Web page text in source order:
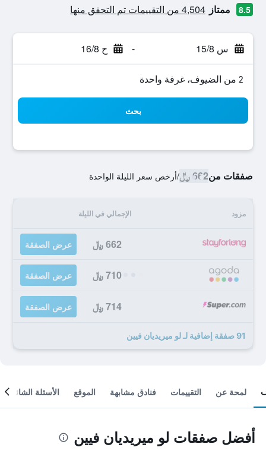
8.5 ممتاز 4,504 من التقييمات تم التحقق منها
س 15/8 - ح 16/8
2 من الضيوف، غرفة واحدة
بحث
صفقات من662 ﷼ /أرخص سعر الليلة الواحدة
مزود الإجمالي في الليلة
662 ﷼ عرض الصفقة
710 ﷼ عرض الصفقة
714 ﷼ عرض الصفقة
91 صفقة إضافية لـ لو ميريديان فيين
لمحة عن التقييمات فنادق مشابهة الموقع الأسئلة الشائعة
أفضل صفقات لو ميريديان فيين